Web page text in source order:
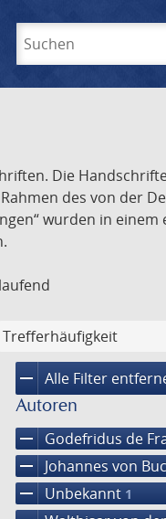
Die
des von der
wurden in einem
laufend
remove Alle Filter
Autoren
remove Godefridus de
remove Johannes von
remove Unbekannt 1